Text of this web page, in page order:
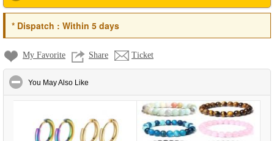
*Dispatch : Within 5 days
My Favorite Share Ticket
You May Also Like